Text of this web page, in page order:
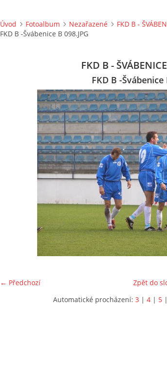
Úvod Fotoalbum Nezařazené
FKD B -
FKD B -Švábenice B 098.JPG
FKD B -
FKD B -Švábenice
← Předchozí
Zpět do
Automatické procházení: 3 | 4 | 5 |